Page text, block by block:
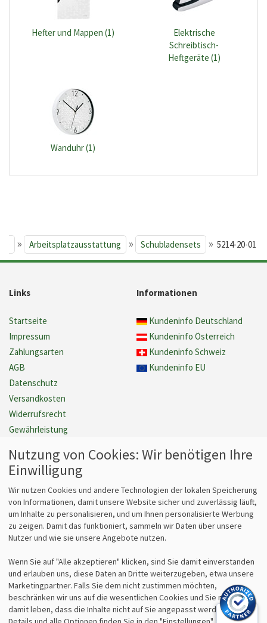
Hefter und Mappen (1)
Elektrische
Schreibtisch-
Heftgeräte (1)
Wanduhr (1)
» Arbeitsplatzausstattung » Schubladensets » 5214-20-01
Links
Startseite
Impressum
Zahlungsarten
AGB
Datenschutz
Versandkosten
Widerrufsrecht
Gewährleistung
Cookie Einstellungen verwalten
Vertrag widerrufen
Informationen
Kundeninfo Deutschland
Kundeninfo Österreich
Kundeninfo Schweiz
Kundeninfo EU
Fragen
Kontaktformular
Fragen zum Vertrieb?
info@lz-fachshop.de
Fragen zum Internetshop?
webmaster@lz-fachshop.de
Kontakt
bits&paper GmbH
Sonnenstr. 6
85764 Oberschleißheim
Tel 089/315 70 30
Fax 089/315 33 45
Nutzung von Cookies: Wir benötigen Ihre
Einwilligung
Wir nutzen Cookies und andere Technologien der lokalen Speicherung
von Informationen, damit unsere Website sicher und zuverlässig läuft,
um Inhalte zu personalisieren, und um Ihnen personalisierte Werbung
zu zeigen. Damit das funktioniert, sammeln wir Daten über unsere
Nutzer und wie sie unsere Angebote nutzen.
Wenn Sie auf "Alle akzeptieren" klicken, sind Sie damit einverstanden
und erlauben uns, diese Daten an Dritte weiterzugeben, etwa unsere
Marketingpartner. Falls Sie dem nicht zustimmen möchten,
beschränken wir uns auf die wesentlichen Cookies und Sie müssen
damit leben, dass die Inhalte nicht auf Sie angepasst werden. Weitere